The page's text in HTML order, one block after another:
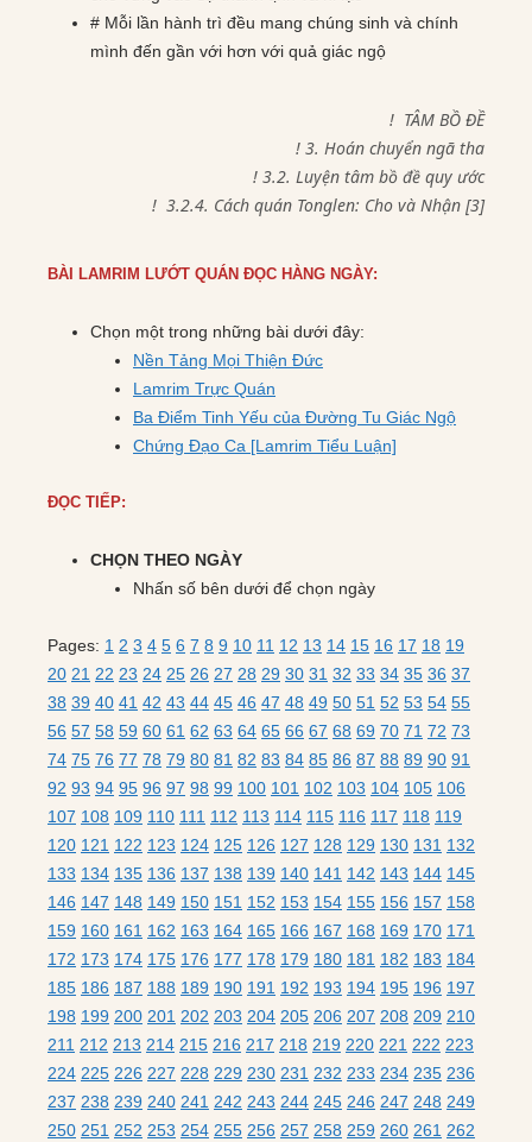
# Mỗi lần hành trì đều mang chúng sinh và chính
mình đến gần với hơn với quả giác ngộ
! TÂM BỒ ĐỀ
! 3. Hoán chuyển ngã tha
! 3.2. Luyện tâm bồ đề quy ước
! 3.2.4. Cách quán Tonglen: Cho và Nhận [3]
BÀI LAMRIM LƯỚT QUÁN ĐỌC HÀNG NGÀY:
Chọn một trong những bài dưới đây:
Nền Tảng Mọi Thiện Đức
Lamrim Trực Quán
Ba Điểm Tinh Yếu của Đường Tu Giác Ngộ
Chứng Đạo Ca [Lamrim Tiểu Luận]
ĐỌC TIẾP:
CHỌN THEO NGÀY
Nhấn số bên dưới để chọn ngày
Pages: 1 2 3 4 5 6 7 8 9 10 11 12 13 14 15 16 17 18 19
20 21 22 23 24 25 26 27 28 29 30 31 32 33 34 35 36 37
38 39 40 41 42 43 44 45 46 47 48 49 50 51 52 53 54 55
56 57 58 59 60 61 62 63 64 65 66 67 68 69 70 71 72 73
74 75 76 77 78 79 80 81 82 83 84 85 86 87 88 89 90 91
92 93 94 95 96 97 98 99 100 101 102 103 104 105 106
107 108 109 110 111 112 113 114 115 116 117 118 119
120 121 122 123 124 125 126 127 128 129 130 131 132
133 134 135 136 137 138 139 140 141 142 143 144 145
146 147 148 149 150 151 152 153 154 155 156 157 158
159 160 161 162 163 164 165 166 167 168 169 170 171
172 173 174 175 176 177 178 179 180 181 182 183 184
185 186 187 188 189 190 191 192 193 194 195 196 197
198 199 200 201 202 203 204 205 206 207 208 209 210
211 212 213 214 215 216 217 218 219 220 221 222 223
224 225 226 227 228 229 230 231 232 233 234 235 236
237 238 239 240 241 242 243 244 245 246 247 248 249
250 251 252 253 254 255 256 257 258 259 260 261 262